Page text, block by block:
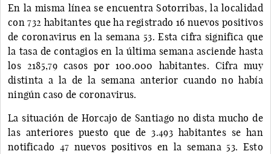
En la misma línea se encuentra Sotorribas, la localidad
con 732 habitantes que ha registrado 16 nuevos positivos
de coronavirus en la semana 53. Esta cifra significa que
la tasa de contagios en la última semana asciende hasta
los 2185,79 casos por 100.000 habitantes. Cifra muy
distinta a la de la semana anterior cuando no había
ningún caso de coronavirus.
La situación de Horcajo de Santiago no dista mucho de
las anteriores puesto que de 3.493 habitantes se han
notificado 47 nuevos positivos en la semana 53. Esto